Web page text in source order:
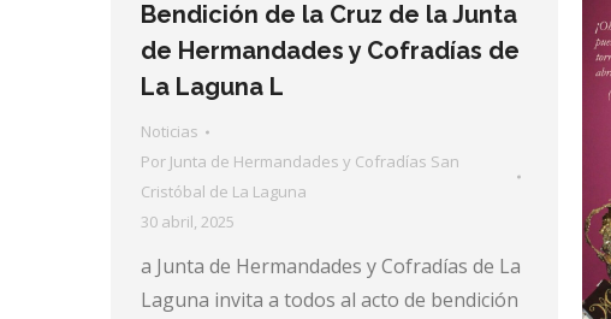
Bendición de la Cruz de la Junta
de Hermandades y Cofradías de
La Laguna L
Noticias
Por Junta de Hermandades y Cofradías San
Cristóbal de La Laguna
30 abril, 2025
a Junta de Hermandades y Cofradías de La
Laguna invita a todos al acto de bendición